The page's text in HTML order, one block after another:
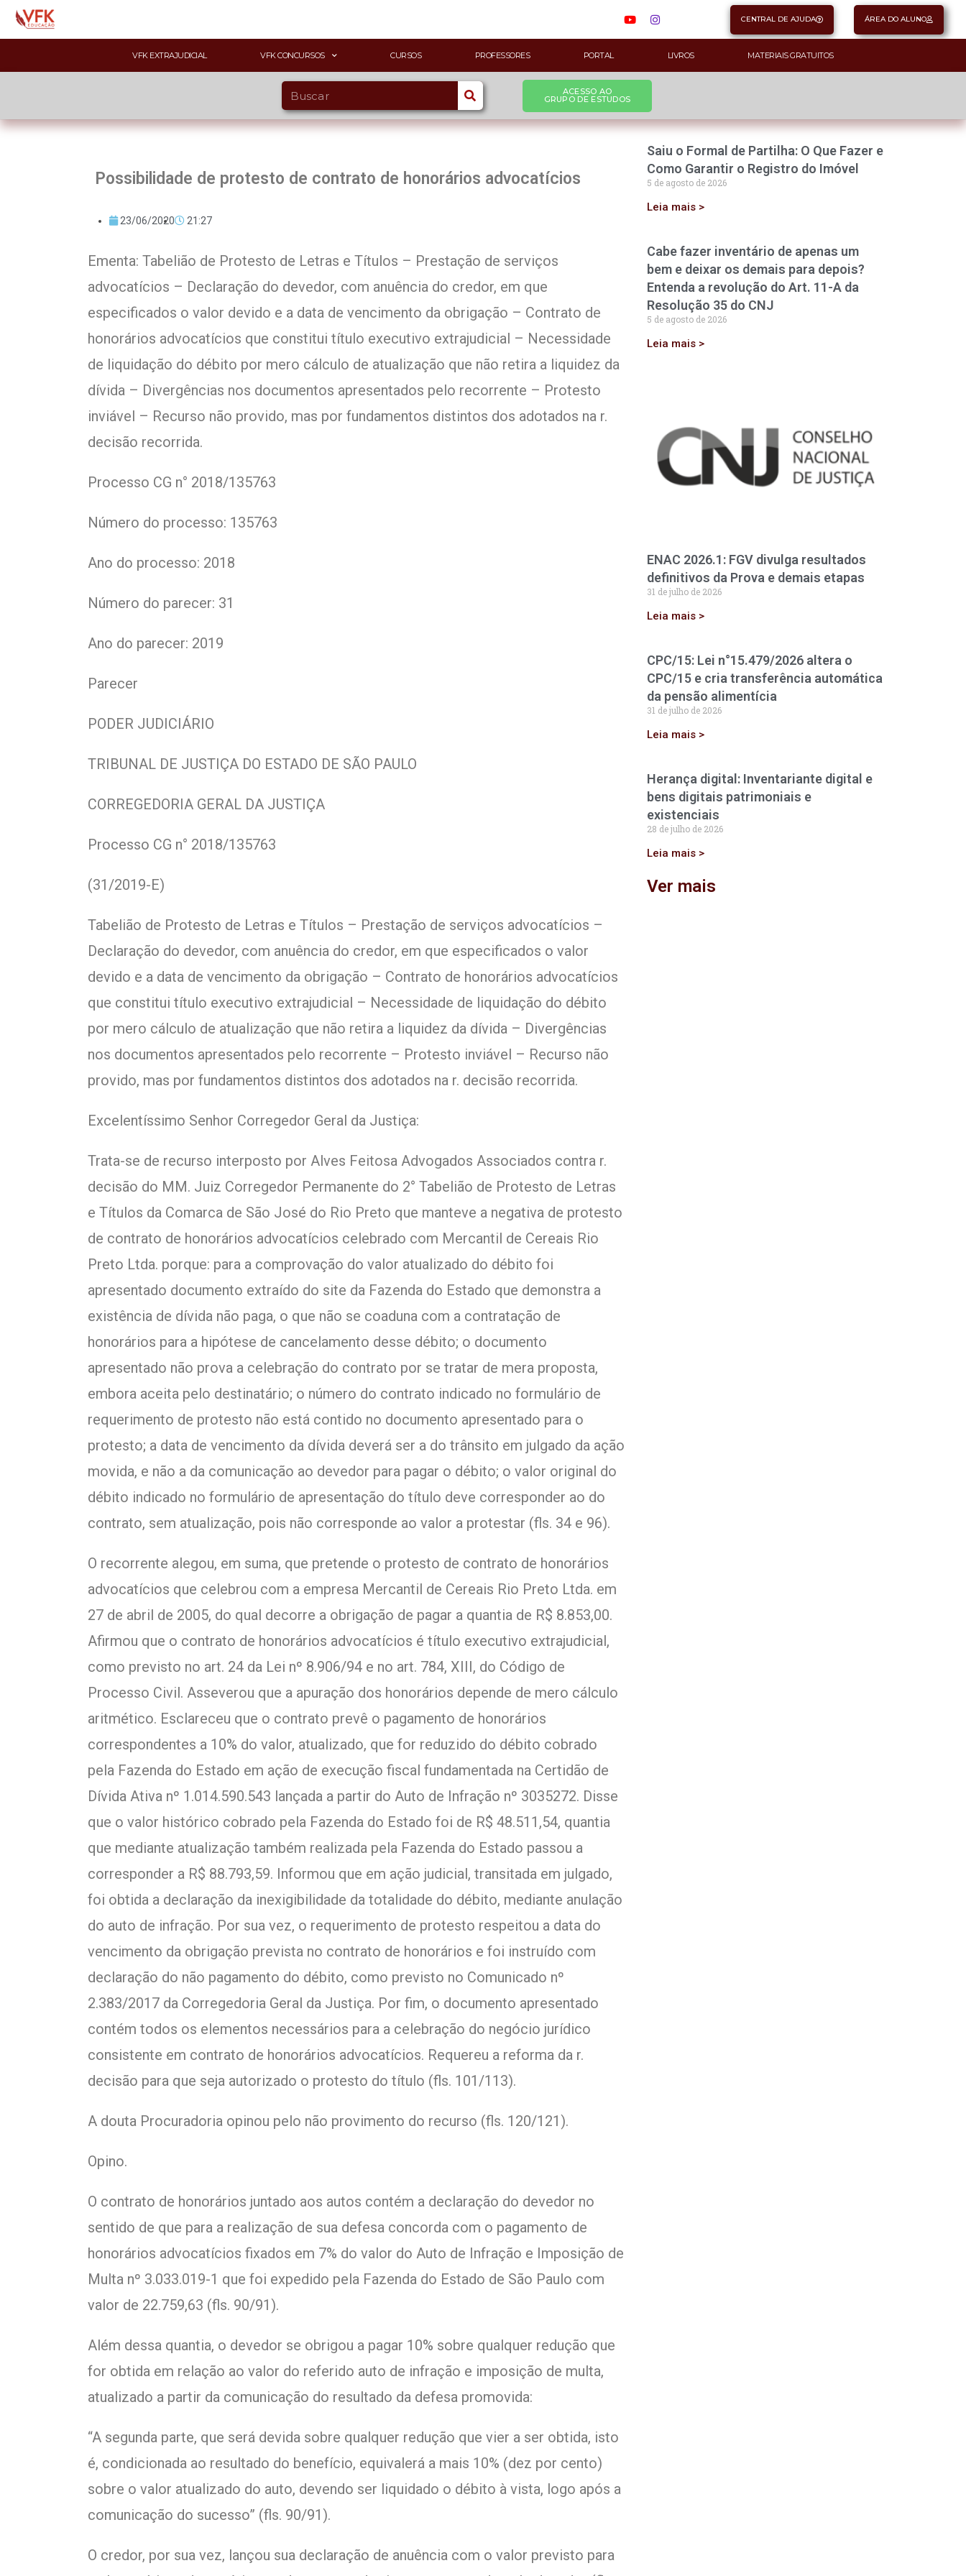
CENTRAL DE AJUDA ÁREA DO ALUNO
VFK EXTRAJUDICIAL VFK CONCURSOS CURSOS PROFESSORES PORTAL LIVROS MATERIAIS GRATUITOS
ACESSO AO
GRUPO DE ESTUDOS
Possibilidade de protesto de contrato de honorários advocatícios
23/06/2020 21:27
Ementa: Tabelião de Protesto de Letras e Títulos – Prestação de serviços
advocatícios – Declaração do devedor, com anuência do credor, em que
especificados o valor devido e a data de vencimento da obrigação – Contrato de
honorários advocatícios que constitui título executivo extrajudicial – Necessidade
de liquidação do débito por mero cálculo de atualização que não retira a liquidez da
dívida – Divergências nos documentos apresentados pelo recorrente – Protesto
inviável – Recurso não provido, mas por fundamentos distintos dos adotados na r.
decisão recorrida.
Processo CG n° 2018/135763
Número do processo: 135763
Ano do processo: 2018
Número do parecer: 31
Ano do parecer: 2019
Parecer
PODER JUDICIÁRIO
TRIBUNAL DE JUSTIÇA DO ESTADO DE SÃO PAULO
CORREGEDORIA GERAL DA JUSTIÇA
Processo CG n° 2018/135763
(31/2019-E)
Tabelião de Protesto de Letras e Títulos – Prestação de serviços advocatícios –
Declaração do devedor, com anuência do credor, em que especificados o valor
devido e a data de vencimento da obrigação – Contrato de honorários advocatícios
que constitui título executivo extrajudicial – Necessidade de liquidação do débito
por mero cálculo de atualização que não retira a liquidez da dívida – Divergências
nos documentos apresentados pelo recorrente – Protesto inviável – Recurso não
provido, mas por fundamentos distintos dos adotados na r. decisão recorrida.
Excelentíssimo Senhor Corregedor Geral da Justiça:
Trata-se de recurso interposto por Alves Feitosa Advogados Associados contra r.
decisão do MM. Juiz Corregedor Permanente do 2° Tabelião de Protesto de Letras
e Títulos da Comarca de São José do Rio Preto que manteve a negativa de protesto
de contrato de honorários advocatícios celebrado com Mercantil de Cereais Rio
Preto Ltda. porque: para a comprovação do valor atualizado do débito foi
apresentado documento extraído do site da Fazenda do Estado que demonstra a
existência de dívida não paga, o que não se coaduna com a contratação de
honorários para a hipótese de cancelamento desse débito; o documento
apresentado não prova a celebração do contrato por se tratar de mera proposta,
embora aceita pelo destinatário; o número do contrato indicado no formulário de
requerimento de protesto não está contido no documento apresentado para o
protesto; a data de vencimento da dívida deverá ser a do trânsito em julgado da ação
movida, e não a da comunicação ao devedor para pagar o débito; o valor original do
débito indicado no formulário de apresentação do título deve corresponder ao do
contrato, sem atualização, pois não corresponde ao valor a protestar (fls. 34 e 96).
O recorrente alegou, em suma, que pretende o protesto de contrato de honorários
advocatícios que celebrou com a empresa Mercantil de Cereais Rio Preto Ltda. em
27 de abril de 2005, do qual decorre a obrigação de pagar a quantia de R$ 8.853,00.
Afirmou que o contrato de honorários advocatícios é título executivo extrajudicial,
como previsto no art. 24 da Lei nº 8.906/94 e no art. 784, XIII, do Código de
Processo Civil. Asseverou que a apuração dos honorários depende de mero cálculo
aritmético. Esclareceu que o contrato prevê o pagamento de honorários
correspondentes a 10% do valor, atualizado, que for reduzido do débito cobrado
pela Fazenda do Estado em ação de execução fiscal fundamentada na Certidão de
Dívida Ativa nº 1.014.590.543 lançada a partir do Auto de Infração nº 3035272. Disse
que o valor histórico cobrado pela Fazenda do Estado foi de R$ 48.511,54, quantia
que mediante atualização também realizada pela Fazenda do Estado passou a
corresponder a R$ 88.793,59. Informou que em ação judicial, transitada em julgado,
foi obtida a declaração da inexigibilidade da totalidade do débito, mediante anulação
do auto de infração. Por sua vez, o requerimento de protesto respeitou a data do
vencimento da obrigação prevista no contrato de honorários e foi instruído com
declaração do não pagamento do débito, como previsto no Comunicado nº
2.383/2017 da Corregedoria Geral da Justiça. Por fim, o documento apresentado
contém todos os elementos necessários para a celebração do negócio jurídico
consistente em contrato de honorários advocatícios. Requereu a reforma da r.
decisão para que seja autorizado o protesto do título (fls. 101/113).
A douta Procuradoria opinou pelo não provimento do recurso (fls. 120/121).
Opino.
O contrato de honorários juntado aos autos contém a declaração do devedor no
sentido de que para a realização de sua defesa concorda com o pagamento de
honorários advocatícios fixados em 7% do valor do Auto de Infração e Imposição de
Multa nº 3.033.019-1 que foi expedido pela Fazenda do Estado de São Paulo com
valor de 22.759,63 (fls. 90/91).
Além dessa quantia, o devedor se obrigou a pagar 10% sobre qualquer redução que
for obtida em relação ao valor do referido auto de infração e imposição de multa,
atualizado a partir da comunicação do resultado da defesa promovida:
“A segunda parte, que será devida sobre qualquer redução que vier a ser obtida, isto
é, condicionada ao resultado do benefício, equivalerá a mais 10% (dez por cento)
sobre o valor atualizado do auto, devendo ser liquidado o débito à vista, logo após a
comunicação do sucesso” (fls. 90/91).
O credor, por sua vez, lançou sua declaração de anuência com o valor previsto para
Saiu o Formal de Partilha: O Que Fazer e
Como Garantir o Registro do Imóvel
5 de agosto de 2026
Leia mais >
Cabe fazer inventário de apenas um
bem e deixar os demais para depois?
Entenda a revolução do Art. 11-A da
Resolução 35 do CNJ
5 de agosto de 2026
Leia mais >
ENAC 2026.1: FGV divulga resultados
definitivos da Prova e demais etapas
31 de julho de 2026
Leia mais >
CPC/15: Lei n°15.479/2026 altera o
CPC/15 e cria transferência automática
da pensão alimentícia
31 de julho de 2026
Leia mais >
Herança digital: Inventariante digital e
bens digitais patrimoniais e
existenciais
28 de julho de 2026
Leia mais >
Ver mais